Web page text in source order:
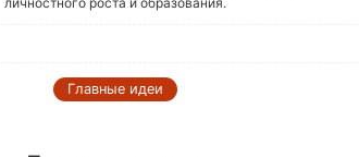
Главные идеи